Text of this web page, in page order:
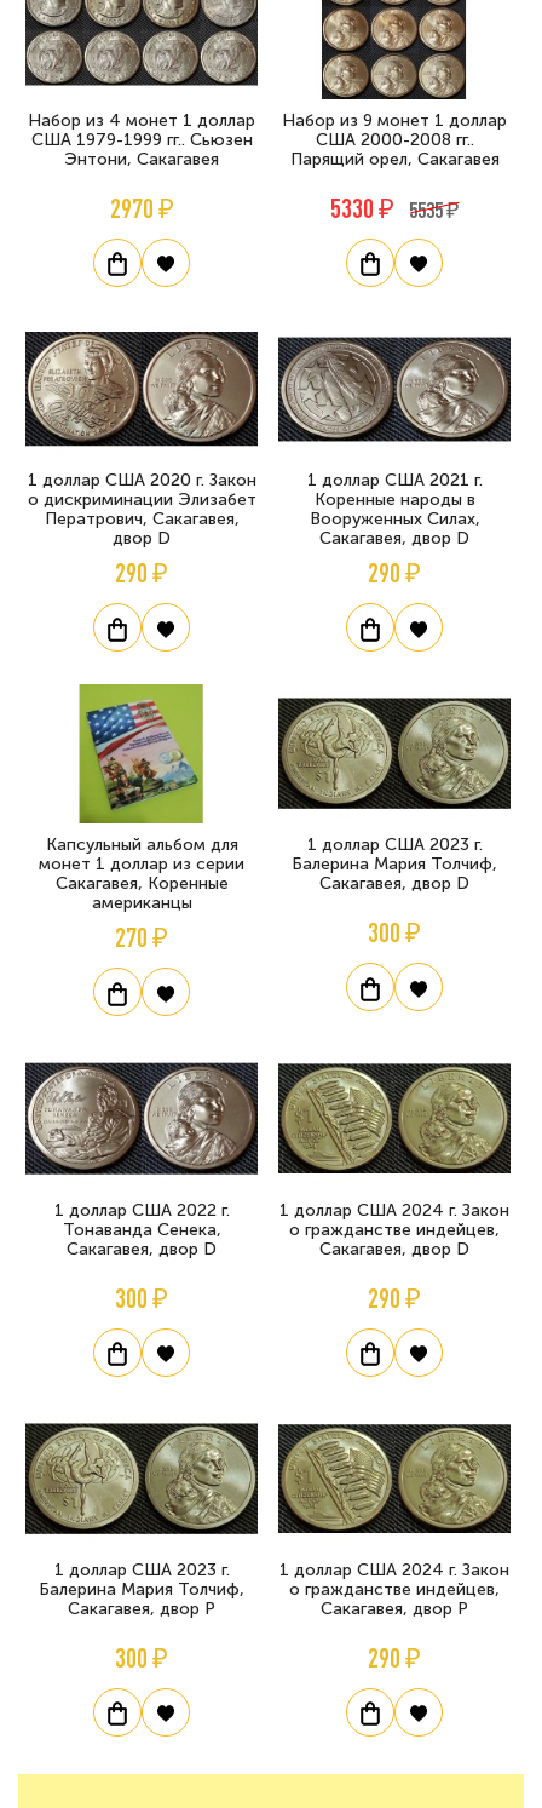
Набор из 4 монет 1 доллар
США 1979-1999 гг.. Сьюзен
Энтони, Сакагавея
2970 ₽
Набор из 9 монет 1 доллар
США 2000-2008 гг..
Парящий орел, Сакагавея
5330 ₽ 5535 ₽
1 доллар США 2020 г. Закон
о дискриминации Элизабет
Ператрович, Сакагавея,
двор D
290 ₽
1 доллар США 2021 г.
Коренные народы в
Вооруженных Силах,
Сакагавея, двор D
290 ₽
Капсульный альбом для
монет 1 доллар из серии
Сакагавея, Коренные
американцы
270 ₽
1 доллар США 2023 г.
Балерина Мария Толчиф,
Сакагавея, двор D
300 ₽
1 доллар США 2022 г.
Тонаванда Сенека,
Сакагавея, двор D
300 ₽
1 доллар США 2024 г. Закон
о гражданстве индейцев,
Сакагавея, двор D
290 ₽
1 доллар США 2023 г.
Балерина Мария Толчиф,
Сакагавея, двор P
300 ₽
1 доллар США 2024 г. Закон
о гражданстве индейцев,
Сакагавея, двор P
290 ₽